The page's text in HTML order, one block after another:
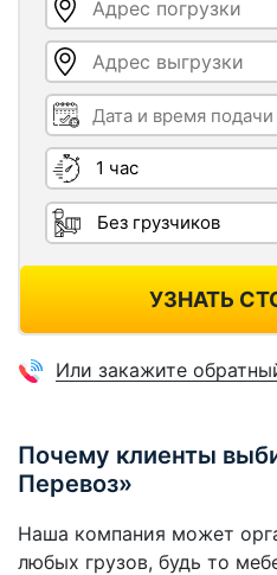
Адрес выгрузки
Дата и время подачи
Длительность
Грузчики
УЗНАТЬ
Или закажите
Почему клиенты
Перевоз»
Наша компания может
любых грузов, будь то